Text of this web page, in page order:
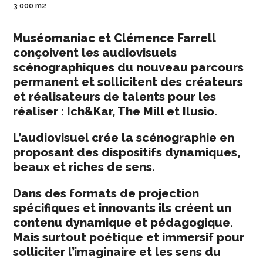
3 000 m2
Muséomaniac et Clémence Farrell
conçoivent les audiovisuels
scénographiques du nouveau parcours
permanent et sollicitent des créateurs
et réalisateurs de talents pour les
réaliser : Ich&Kar, The Mill et Ilusio.
L’audiovisuel crée la scénographie en
proposant des dispositifs dynamiques,
beaux et riches de sens.
Dans des formats de projection
spécifiques et innovants ils créent un
contenu dynamique et pédagogique.
Mais surtout poétique et immersif pour
solliciter l’imaginaire et les sens du